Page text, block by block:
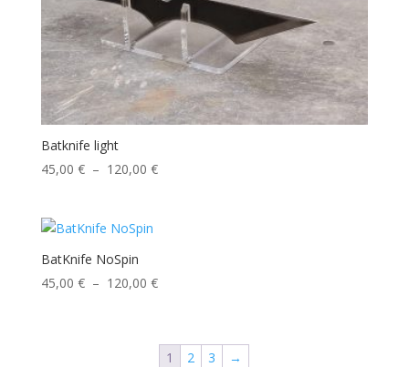
Batknife light
45,00 € – 120,00 €Plage
BatKnife NoSpin
45,00 € – 120,00 €Plage
45,00 €
1 2 3 →